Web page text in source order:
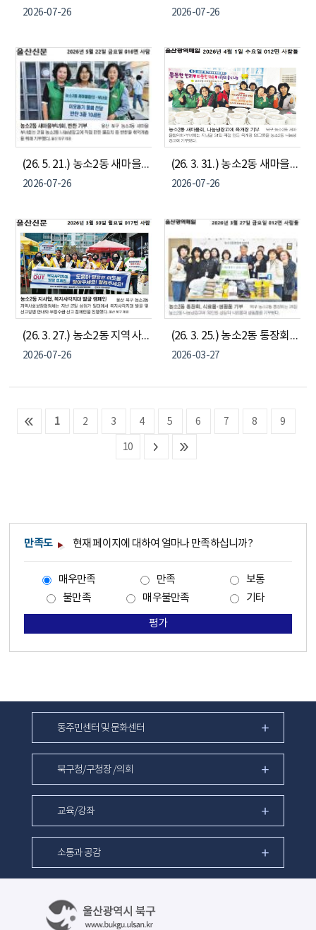
2026-07-26 2026-07-26
(26. 5. 21.) 농소2동 새마을부녀회, 취약계층에 반찬 3종 10세트 기부
2026-07-26
(26. 3. 31.) 농소2동 새마을부녀협의회, 나눔냉장고에 육개장 50개(50만원 상당) 전달
2026-07-26
(26. 3. 27.) 농소2동 지역사회보장협의체, 복지사각지대발굴 캠페인
2026-07-26
(26. 3. 25.) 농소2동 통장회, 나눔냉장고에 30만원 상당 물품 기부
2026-03-27
1 2 3 4 5 6 7 8 9
10
만족도 현재 페이지에 대하여 얼마나 만족하십니까?
매우만족 만족
보통
불만족
매우불만족 기타
평가
동주민센터 및 문화센터
북구청/구청장 /의회
교육/강좌
소통과 공감